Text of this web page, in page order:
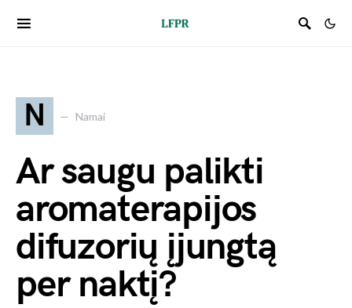
N Namai
Ar saugu palikti
aromaterapijos
difuzorių įjungtą
per naktį?